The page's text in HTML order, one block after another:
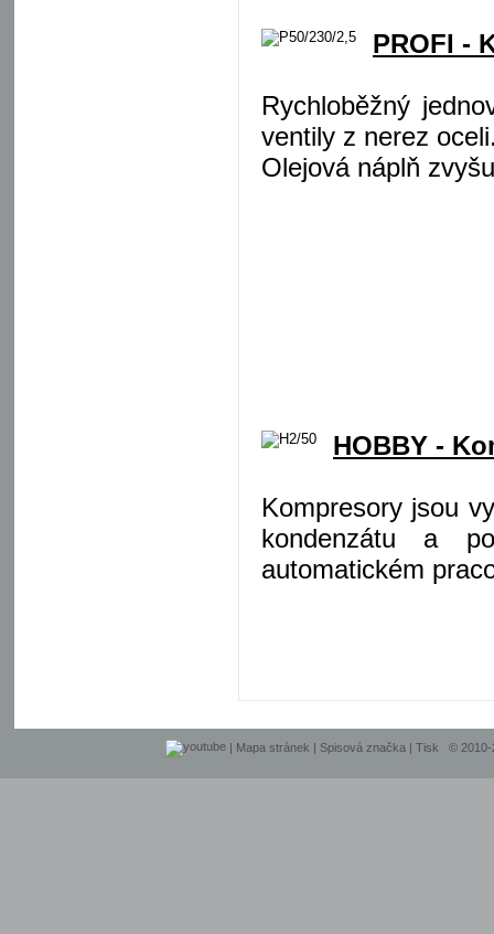
PROFI -
Rychloběžný
ventily z nerez
Olejová náplň
HOBBY -
Kompresory jsou
kondenzátu a
automatickém
| Mapa stránek | Spisová značka | Tisk © 2010-